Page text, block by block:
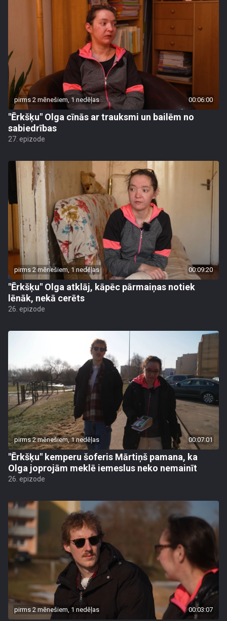
pirms 2 mēnešiem, 1 nedēļas 00:06:00
"Ērkšķu" Olga cīnās ar trauksmi un bailēm no
sabiedrības
27. epizode
pirms 2 mēnešiem, 1 nedēļas 00:09:20
"Ērkšķu" Olga atklāj, kāpēc pārmaiņas notiek
lēnāk, nekā cerēts
26. epizode
pirms 2 mēnešiem, 1 nedēļas 00:07:01
"Ērkšķu" kemperu šoferis Mārtiņš pamana, ka
Olga joprojām meklē iemeslus neko nemainīt
26. epizode
pirms 2 mēnešiem, 1 nedēļas 00:03:07